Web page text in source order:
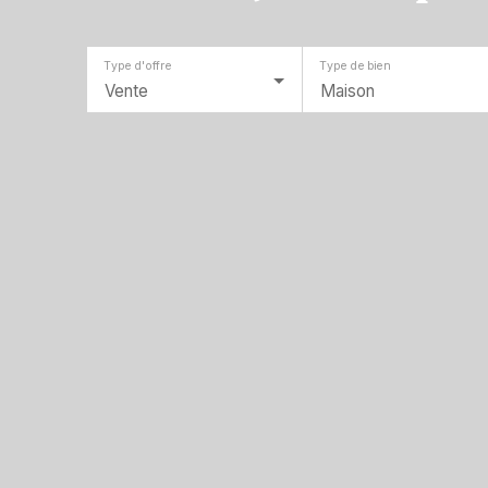
Vente
Type d'offre
Maison
Type de bien